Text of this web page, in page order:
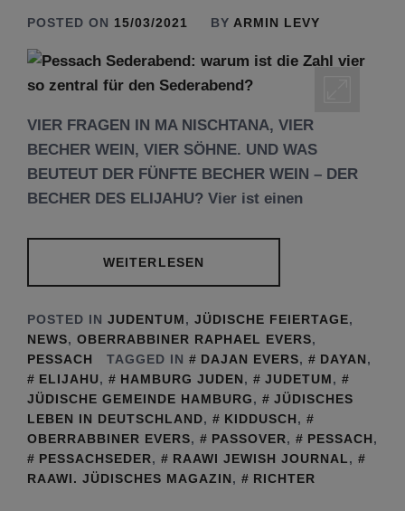
POSTED ON 15/03/2021 BY ARMIN LEVY
VIER FRAGEN IN MA NISCHTANA, VIER
BECHER WEIN, VIER SÖHNE. UND WAS
BEUTEUT DER FÜNFTE BECHER WEIN – DER
BECHER DES ELIJAHU? Vier ist einen
WEITERLESEN
POSTED IN JUDENTUM, JÜDISCHE FEIERTAGE,
NEWS, OBERRABBINER RAPHAEL EVERS,
PESSACH
TAGGED IN DAJAN EVERS, DAYAN,
ELIJAHU, HAMBURG JUDEN, JUDETUM,
JÜDISCHE GEMEINDE HAMBURG,
JÜDISCHES
LEBEN IN DEUTSCHLAND, KIDDUSCH,
OBERRABBINER EVERS, PASSOVER, PESSACH,
PESSACHSEDER, RAAWI JEWISH JOURNAL,
RAAWI. JÜDISCHES MAGAZIN, RICHTER